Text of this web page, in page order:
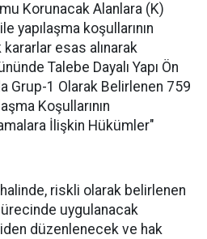
Korunacak Alanlara (K)
yapılaşma koşullarının
esas alınarak
Talebe Dayalı Yapı Ön
Grup-1 Olarak Belirlenen 759
Koşullarının
İlişkin Hükümler"
riskli olarak belirlenen
uygulanacak
düzenlenecek ve hak